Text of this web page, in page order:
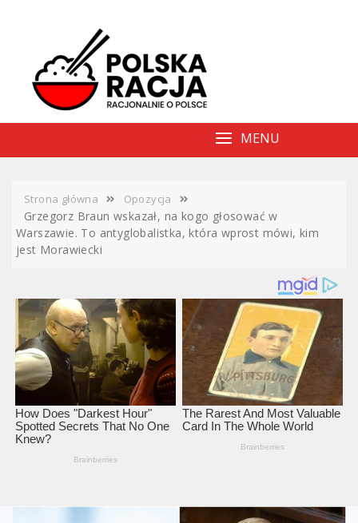
MENU
Strona główna Opozycja
Grzegorz Braun wskazał, na kogo głosować w
Warszawie. To antyglobalistka, która wprost mówi, kim
jest Morawiecki